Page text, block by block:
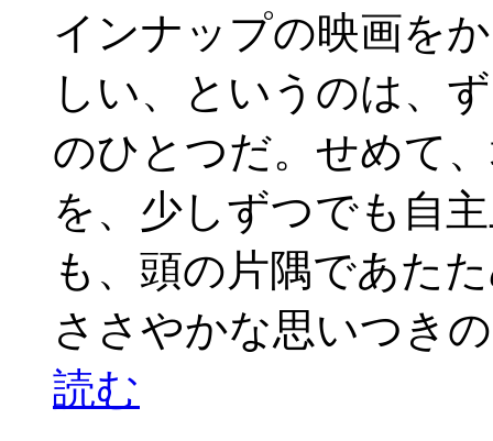
インナップの映画を
しい、というのは、
のひとつだ。せめて
を、少しずつでも自
も、頭の片隅であた
ささやかな思いつき
読む